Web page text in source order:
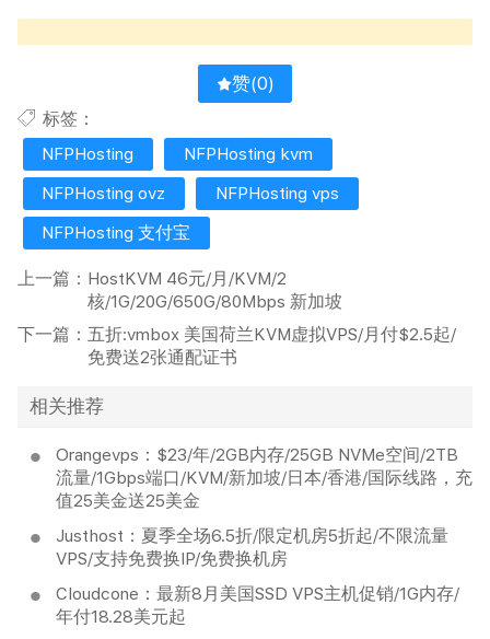
赞(0)
标签：
NFPHosting
NFPHosting kvm
NFPHosting ovz
NFPHosting vps
NFPHosting 支付宝
上一篇： HostKVM 46元/月/KVM/2
核/1G/20G/650G/80Mbps 新加坡
下一篇： 五折:vmbox 美国荷兰KVM虚拟VPS/月付$2.5起/
免费送2张通配证书
相关推荐
Orangevps：$23/年/2GB内存/25GB NVMe空间/2TB
流量/1Gbps端口/KVM/新加坡/日本/香港/国际线路，充
值25美金送25美金
Justhost：夏季全场6.5折/限定机房5折起/不限流量
VPS/支持免费换IP/免费换机房
Cloudcone：最新8月美国SSD VPS主机促销/1G内存/
年付18.28美元起